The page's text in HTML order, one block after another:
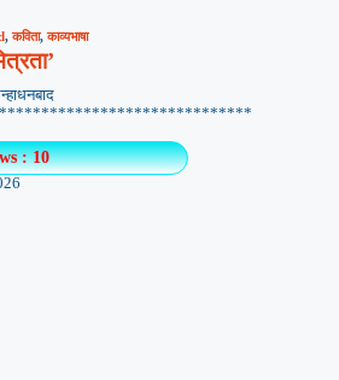
,कविता,काव्यभाषा
: 10